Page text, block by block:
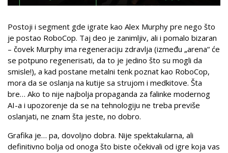
Postoji i segment gde igrate kao Alex Murphy pre nego što
je postao RoboCop. Taj deo je zanimljiv, ali i pomalo bizaran
– čovek Murphy ima regeneraciju zdravlja (između „arena“ će
se potpuno regenerisati, da to je jedino što su mogli da
smisle!), a kad postane metalni tenk poznat kao RoboCop,
mora da se oslanja na kutije sa strujom i medkitove. Šta
bre… Ako to nije najbolja propaganda za falinke modernog
AI-a i upozorenje da se na tehnologiju ne treba previše
oslanjati, ne znam šta jeste, no dobro.
Grafika je… pa, dovoljno dobra. Nije spektakularna, ali
definitivno bolja od onoga što biste očekivali od igre koja vas